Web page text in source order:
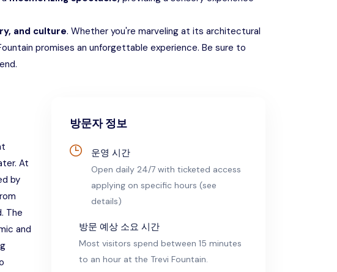
and culture. Whether you're marveling at its architectural
promises an unforgettable experience. Be sure to
At
by
The
and
방문자 정보
운영 시간
Open daily 24/7 with ticketed access
applying on specific hours (see
details)
방문 예상 소요 시간
Most visitors spend between 15 minutes
to an hour at the Trevi Fountain.